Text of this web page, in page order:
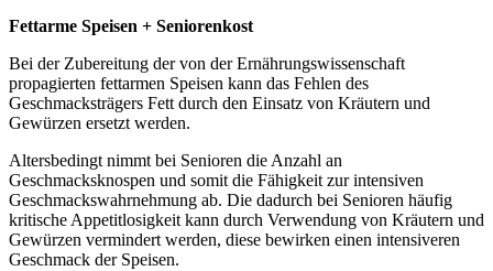
Fettarme Speisen + Seniorenkost
Bei der Zubereitung der von der Ernährungswissenschaft
propagierten fettarmen Speisen kann das Fehlen des
Geschmacksträgers Fett durch den Einsatz von Kräutern und
Gewürzen ersetzt werden.
Altersbedingt nimmt bei Senioren die Anzahl an
Geschmacksknospen und somit die Fähigkeit zur intensiven
Geschmackswahrnehmung ab. Die dadurch bei Senioren häufig
kritische Appetitlosigkeit kann durch Verwendung von Kräutern und
Gewürzen vermindert werden, diese bewirken einen intensiveren
Geschmack der Speisen.